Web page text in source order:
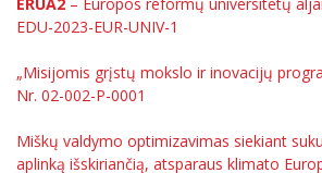
Universiteto teatras
Novikas)
Neformaliuoju ir (ar)
kompetencijų vertinimas ir
Studijų organizavimas
Erasmus+ mobilumas
Partnerystės
Vilniaus Karaliaus
Frankofoniškų šalių
Emocinė gerovė
Mokslo laboratorijos
Žmogaus, aplinkos ir
Projektai
Veiklos dokumentai
Akademinė etika
Bakalauro studijos
Magistrantūros studijos
Švietimo ir kultūros vadovų
Tarptautinių ekspertų tinklas
Atitikties mokslinių tyrimų etikai
Mokslo laboratorijos
EDU-2023-EUR-UNIV-1
„Misijomis grįstų mokslo ir inovacijų
Nr. 02-002-P-0001
Miškų valdymo optimizavimas siekiant
aplinką išskiriančią, atsparaus klimato